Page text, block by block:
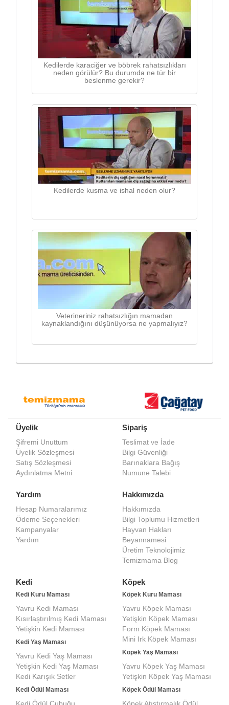
Kedilerde karaciğer ve böbrek rahatsızlıkları
neden görülür? Bu durumda ne tür bir
beslenme gerekir?
Kedilerde kusma ve ishal neden olur?
Veterineriniz rahatsızlığın mamadan
kaynaklandığını düşünüyorsa ne yapmalıyız?
Üyelik
Şifremi Unuttum
Üyelik Sözleşmesi
Satış Sözleşmesi
Aydınlatma Metni
Sipariş
Teslimat ve İade
Bilgi Güvenliği
Barınaklara Bağış
Numune Talebi
Yardım
Hesap Numaralarımız
Ödeme Seçenekleri
Kampanyalar
Yardım
Hakkımızda
Hakkımızda
Bilgi Toplumu Hizmetleri
Hayvan Hakları
Beyannamesi
Üretim Teknolojimiz
Temizmama Blog
Kedi
Kedi Kuru Maması
Yavru Kedi Maması
Kısırlaştırılmış Kedi Maması
Yetişkin Kedi Maması
Kedi Yaş Maması
Yavru Kedi Yaş Maması
Yetişkin Kedi Yaş Maması
Kedi Karışık Setler
Kedi Ödül Maması
Köpek
Köpek Kuru Maması
Yavru Köpek Maması
Yetişkin Köpek Maması
Form Köpek Maması
Mini Irk Köpek Maması
Köpek Yaş Maması
Yavru Köpek Yaş Maması
Yetişkin Köpek Yaş Maması
Köpek Ödül Maması